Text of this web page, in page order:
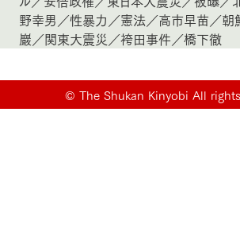
野幸男 ／性暴力 ／憲法／高市早苗／朝
巖／関東大震災 ／袴田事件／橋下徹
© The Shukan Kinyobi All